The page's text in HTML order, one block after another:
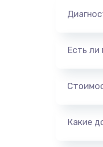
Есть ли
Какие